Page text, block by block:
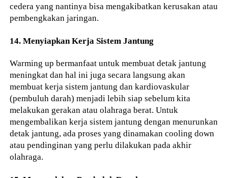
cedera yang nantinya bisa mengakibatkan kerusakan atau
pembengkakan jaringan.
14. Menyiapkan Kerja Sistem Jantung
Warming up bermanfaat untuk membuat detak jantung
meningkat dan hal ini juga secara langsung akan
membuat kerja sistem jantung dan kardiovaskular
(pembuluh darah) menjadi lebih siap sebelum kita
melakukan gerakan atau olahraga berat. Untuk
mengembalikan kerja sistem jantung dengan menurunkan
detak jantung, ada proses yang dinamakan cooling down
atau pendinginan yang perlu dilakukan pada akhir
olahraga.